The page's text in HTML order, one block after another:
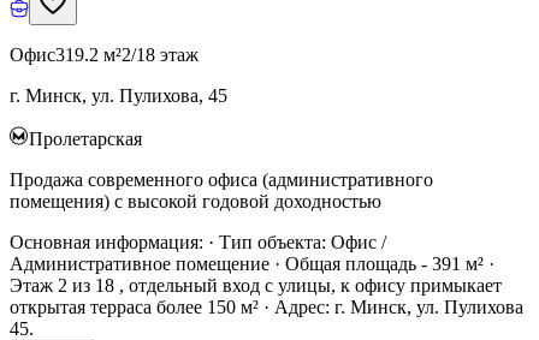
Офис319.2 м²2/18 этаж
г. Минск, ул. Пулихова, 45
Пролетарская
Продажа современного офиса (административного
помещения) с высокой годовой доходностью
Основная информация: · Тип объекта: Офис /
Административное помещение · Общая площадь - 391 м² ·
Этаж 2 из 18 , отдельный вход с улицы, к офису примыкает
открытая терраса более 150 м² · Адрес: г. Минск, ул. Пулихова
45.